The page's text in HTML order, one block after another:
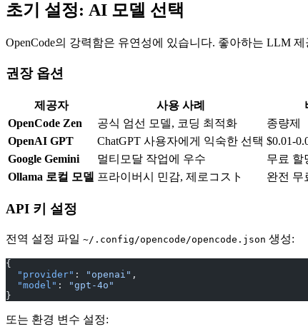
초기 설정: AI 모델 선택
OpenCode의 강력함은 유연성에 있습니다. 좋아하는 LLM
권장 옵션
제공자 사용 사례
OpenCode Zen
공식 엄선 모델, 코딩 최적화
종량제
OpenAI GPT
ChatGPT 사용자에게 익숙한 선택 $0.01-
Google Gemini
멀티모달 작업에 우수
무료 할
Ollama 로컬 모델 프라이버시 민감, 제로コスト 완전 무
API 키 설정
전역 설정 파일 ~/.config/opencode/opencode.json 생성:
{
  "provider"
: "openai" ,
  "model"
:
"gpt-4o"
}
또는 환경 변수 설정: